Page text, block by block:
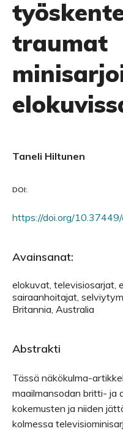
traumat
Taneli Hiltunen
DOI:
https://doi.org/
Avainsanat:
elokuvat, televisiosarjat,
sairaanhoitajat,
Britannia, Australia
Abstrakti
Tässä näkökulma-
maailmansodan britti- ja
kokemusten ja niiden
kolmessa